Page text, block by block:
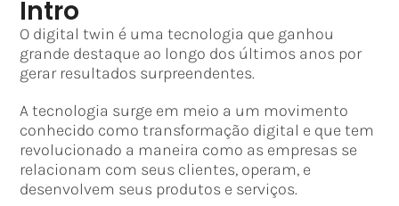
Intro
O digital twin é uma tecnologia que ganhou
grande destaque ao longo dos últimos anos por
gerar resultados surpreendentes.
A tecnologia surge em meio a um movimento
conhecido como transformação digital e que tem
revolucionado a maneira como as empresas se
relacionam com seus clientes, operam, e
desenvolvem seus produtos e serviços.